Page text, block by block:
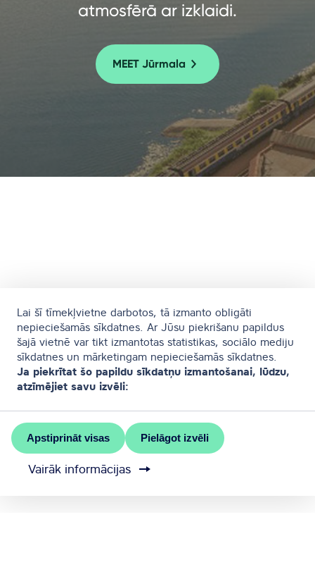
atmosfērā ar izklaidi.
MEET Jūrmala
Lai šī tīmekļvietne darbotos, tā izmanto obligāti
nepieciešamās sīkdatnes. Ar Jūsu piekrišanu papildus
šajā vietnē var tikt izmantotas statistikas, sociālo mediju
sīkdatnes un mārketingam nepieciešamās sīkdatnes.
Ja piekrītat šo papildu sīkdatņu izmantošanai, lūdzu,
atzīmējiet savu izvēli:
Apstiprināt visas Pielāgot izvēli
Vairāk informācijas